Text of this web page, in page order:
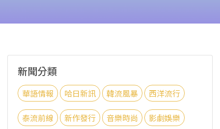
新聞分類
華語情報 哈日新訊 韓流風暴 西洋流行
泰流前線 新作發行 音樂時尚 影劇娛樂